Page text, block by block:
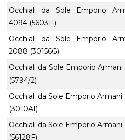
Occhiali da Sole Emporio
4094 (560311)
Occhiali da Sole Emporio
2088 (30156G)
Occhiali da Sole Emporio Armani
(5794/2)
Occhiali da Sole Emporio Armani
(3010AI)
Occhiali da Sole Emporio Armani
(56128F)